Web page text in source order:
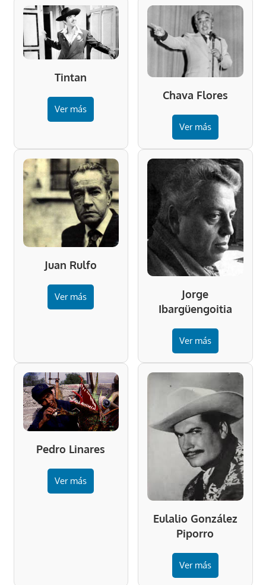
Tintan
Ver más
Chava Flores
Ver más
Juan Rulfo
Ver más
Jorge
Ibargüengoitia
Ver más
Pedro Linares
Ver más
Eulalio González
Piporro
Ver más